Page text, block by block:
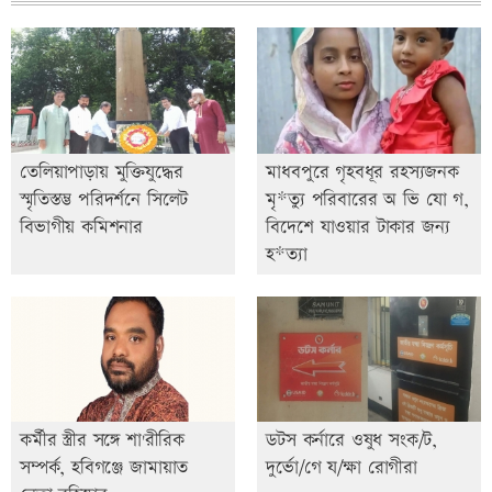
তেলিয়াপাড়ায় মুক্তিযুদ্ধের
স্মৃতিস্তম্ভ পরিদর্শনে সিলেট
বিভাগীয় কমিশনার
মাধবপুরে গৃহবধূর রহস্যজনক
মৃ*ত্যু পরিবারের অ ভি যো গ,
বিদেশে যাওয়ার টাকার জন্য
হ*ত্যা
কর্মীর স্ত্রীর সঙ্গে শা'রীরিক
সম্পর্ক, হবিগঞ্জে জামায়াত
ডটস কর্নারে ওষুধ সংক/ট,
দুর্ভো/গে য/ক্ষা রোগীরা